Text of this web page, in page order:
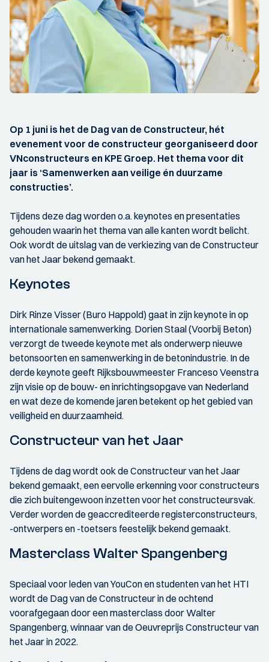
Op 1 juni is het de Dag van de Constructeur, hét
evenement voor de constructeur georganiseerd door
VNconstructeurs en KPE Groep. Het thema voor dit
jaar is ‘Samenwerken aan veilige én duurzame
constructies’.
Tijdens deze dag worden o.a. keynotes en presentaties
gehouden waarin het thema van alle kanten wordt belicht.
Ook wordt de uitslag van de verkiezing van de Constructeur
van het Jaar bekend gemaakt.
Keynotes
Dirk Rinze Visser (Buro Happold) gaat in zijn keynote in op
internationale samenwerking. Dorien Staal (Voorbij Beton)
verzorgt de tweede keynote met als onderwerp nieuwe
betonsoorten en samenwerking in de betonindustrie. In de
derde keynote geeft Rijksbouwmeester Franceso Veenstra
zijn visie op de bouw- en inrichtingsopgave van Nederland
en wat deze de komende jaren betekent op het gebied van
veiligheid en duurzaamheid.
Constructeur van het Jaar
Tijdens de dag wordt ook de Constructeur van het Jaar
bekend gemaakt, een eervolle erkenning voor constructeurs
die zich buitengewoon inzetten voor het constructeursvak.
Verder worden de geaccrediteerde registerconstructeurs,
-ontwerpers en -toetsers feestelijk bekend gemaakt.
Masterclass Walter Spangenberg
Speciaal voor leden van YouCon en studenten van het HTI
wordt de Dag van de Constructeur in de ochtend
voorafgegaan door een masterclass door Walter
Spangenberg, winnaar van de Oeuvreprijs Constructeur van
het Jaar in 2022.